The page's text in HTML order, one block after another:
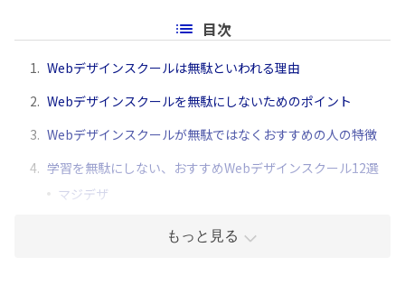
目次
1. Webデザインスクールは無駄といわれる理由
2. Webデザインスクールを無駄にしないためのポイント
3. Webデザインスクールが無駄ではなくおすすめの人の特徴
4. 学習を無駄にしない、おすすめWebデザインスクール12選
マジデザ
もっと見る